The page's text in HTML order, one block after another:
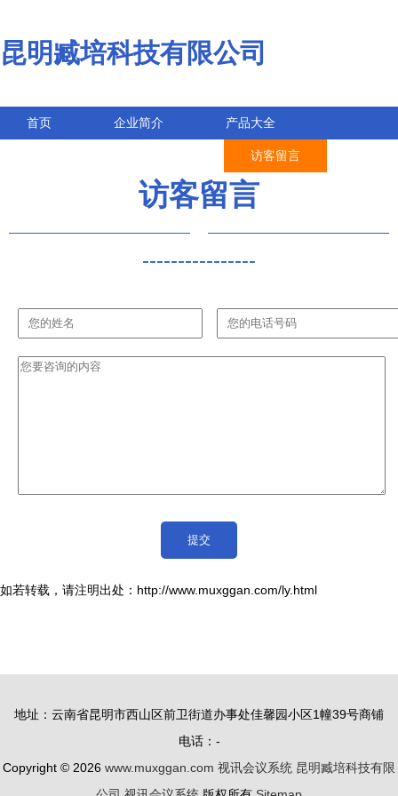
昆明臧培科技有限公司
首页 企业简介 产品大全
访客留言
访客留言
----------------
如若转载，请注明出处：http://www.muxggan.com/ly.html
地址：云南省昆明市西山区前卫街道办事处佳馨园小区1幢39号商铺
电话：-
Copyright © 2026 www.muxggan.com 视讯会议系统 昆明臧培科技有限